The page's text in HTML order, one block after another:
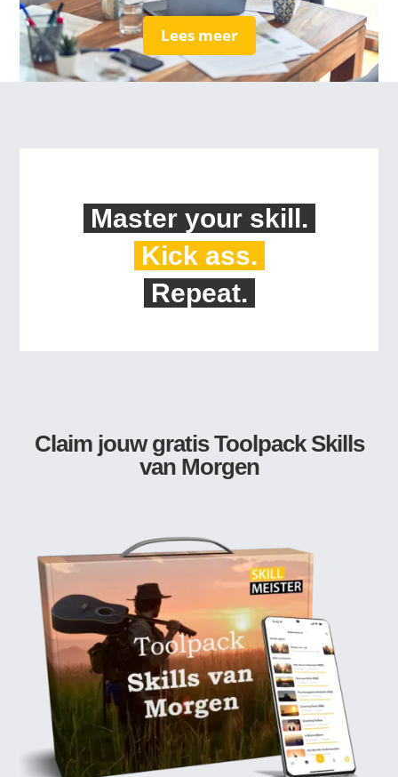
Lees meer
Master your skill.
Kick ass.
Repeat.
Claim jouw gratis Toolpack Skills
van Morgen